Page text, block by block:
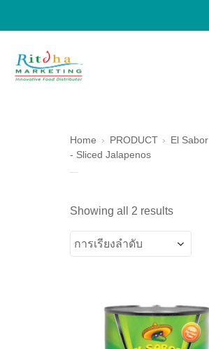
Home PRODUCT
El Sabor
- Sliced Jalapenos
Showing all 2 results